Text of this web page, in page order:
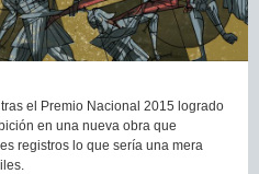
el Premio Nacional 2015 logrado
en una nueva obra que
registros lo que sería una mera